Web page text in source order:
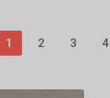
1 2 3 4